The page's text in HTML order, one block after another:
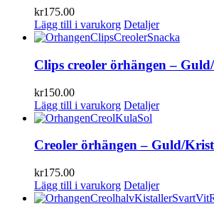
kr175.00
Lägg till i varukorg Detaljer
Clips creoler örhängen –
kr150.00
Lägg till i varukorg Detaljer
Creoler örhängen – Guld/
kr175.00
Lägg till i varukorg Detaljer